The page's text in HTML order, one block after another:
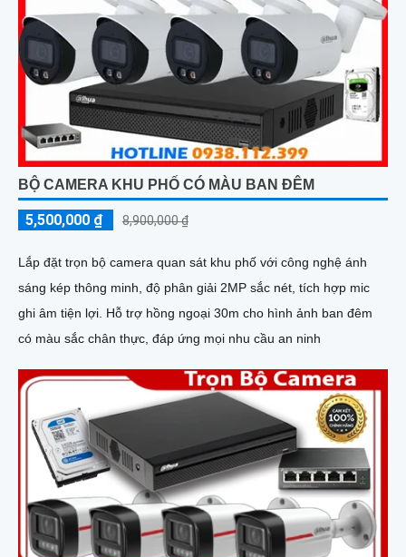
BỘ CAMERA KHU PHỐ CÓ MÀU BAN ĐÊM
5,500,000 ₫ 8,900,000 ₫
Lắp đặt trọn bộ camera quan sát khu phố với công nghệ ánh
sáng kép thông minh, độ phân giải 2MP sắc nét, tích hợp mic
ghi âm tiện lợi. Hỗ trợ hồng ngoại 30m cho hình ảnh ban đêm
có màu sắc chân thực, đáp ứng mọi nhu cầu an ninh